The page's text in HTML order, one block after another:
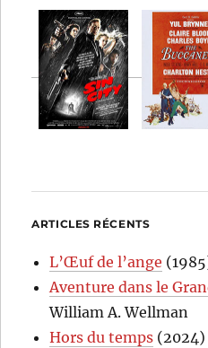
ARTICLES RÉCENTS
L’Œuf de l’ange
Aventure dans le
William A. Wellman
Hors du temps (2024)